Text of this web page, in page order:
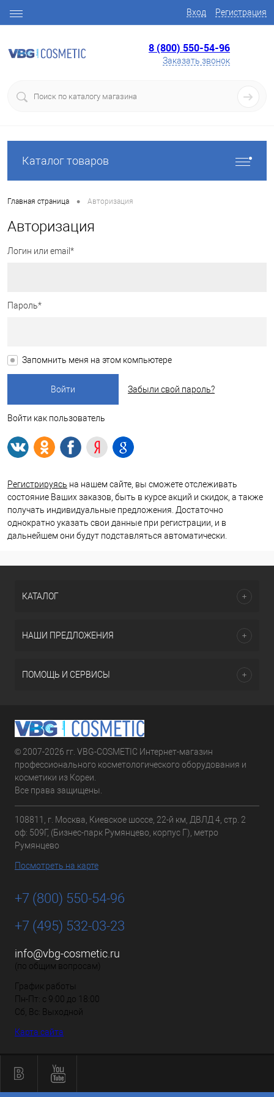
Вход Регистрация
8 (800) 550-54-96
Заказать звонок
Каталог товаров
Главная страница • Авторизация
Авторизация
Логин или email*
Пароль*
Запомнить меня на этом компьютере
Забыли свой пароль?
Войти как пользователь
Регистрируясь на нашем сайте, вы сможете отслеживать
состояние Ваших заказов, быть в курсе акций и скидок, а также
получать индивидуальные предложения. Достаточно
однократно указать свои данные при регистрации, и в
дальнейшем они будут подставляться автоматически.
КАТАЛОГ
НАШИ ПРЕДЛОЖЕНИЯ
ПОМОЩЬ И СЕРВИСЫ
© 2007-2026 гг. VBG-COSMETIC Интернет-магазин
профессионального косметологического оборудования и
косметики из Кореи.
Все права защищены.
108811, г. Москва, Киевское шоссе, 22-й км, ДВЛД 4, стр. 2
оф: 509Г, (Бизнес-парк Румянцево, корпус Г), метро
Румянцево
Посмотреть на карте
+7 (800) 550-54-96
+7 (495) 532-03-23
info@vbg-cosmetic.ru
(по общим вопросам)
График работы
Пн-Пт: с 9:00 до 18:00
Сб, Вс: Выходной
Карта сайта